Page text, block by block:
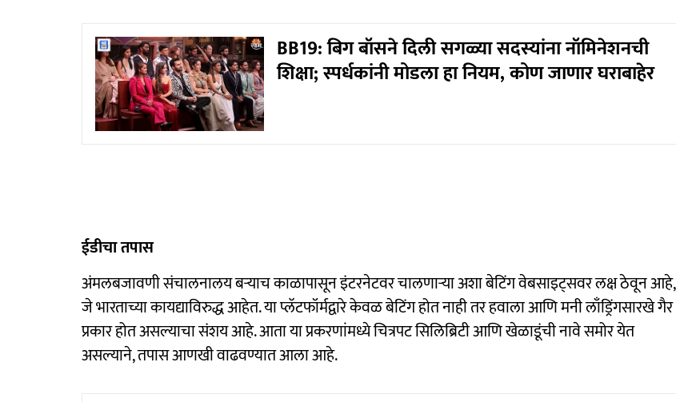
BB19: बिग बॉसने दिली सगळ्या सदस्यांना नॉमिनेशनची
शिक्षा; स्पर्धकांनी मोडला हा नियम, कोण जाणार घराबाहेर
ईडीचा तपास
अंमलबजावणी संचालनालय बऱ्याच काळापासून इंटरनेटवर चालणाऱ्या अशा बेटिंग वेबसाइट्सवर लक्ष ठेवून आहे,
जे भारताच्या कायद्याविरुद्ध आहेत. या प्लॅटफॉर्मद्वारे केवळ बेटिंग होत नाही तर हवाला आणि मनी लाँड्रिंगसारखे गैर
प्रकार होत असल्याचा संशय आहे. आता या प्रकरणांमध्ये चित्रपट सिलिब्रिटी आणि खेळाडूंची नावे समोर येत
असल्याने, तपास आणखी वाढवण्यात आला आहे.